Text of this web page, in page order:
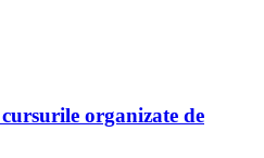
organizate de